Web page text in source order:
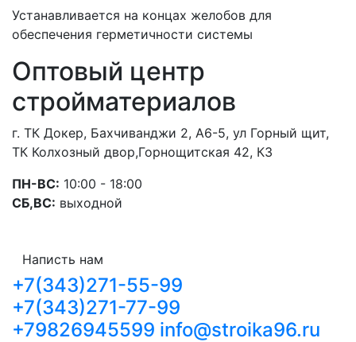
Устанавливается на концах желобов для
обеспечения герметичности системы
Оптовый центр
стройматериалов
г. ТК Докер, Бахчиванджи 2, А6-5, ул Горный щит,
ТК Колхозный двор,Горнощитская 42, К3
ПН-ВС: 10:00 - 18:00
СБ,ВС: выходной
Написть нам
+7(343)271-55-99
+7(343)271-77-99
+79826945599 info@stroika96.ru